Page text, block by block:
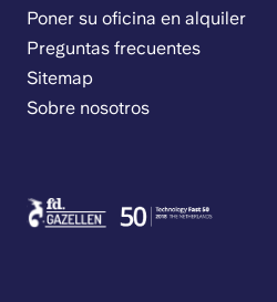
Poner su oficina en alquiler
Preguntas frecuentes
Sitemap
Sobre nosotros